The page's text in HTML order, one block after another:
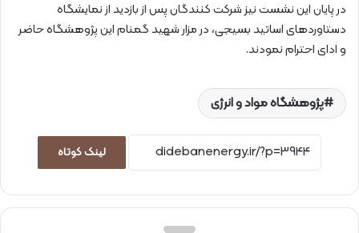
در پایان این نشست نیز شرکت کنندگان پس از بازدید از نمایشگاه
دستاوردهای اساتید بسیجی، در مزار شهید گمنام این پژوهشگاه حاضر
و ادای احترام نمودند.
پژوهشگاه مواد و انرژی
لینک کوتاه